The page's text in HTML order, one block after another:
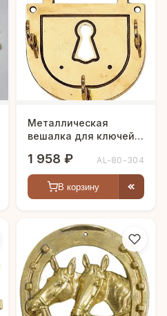
Металлическая
вешалка для ключей
1 958 ₽ AL-80-304
В корзину